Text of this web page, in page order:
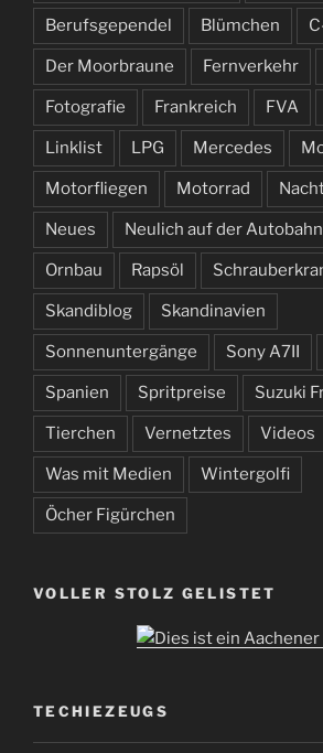
Berufsgependel Blümchen
Der Moorbraune Fernverkehr
Fotografie Frankreich FVA
Linklist LPG Mercedes
Motorfliegen Motorrad
Neues Neulich auf der Autobahn
Ornbau Rapsöl
Skandiblog Skandinavien
Sonnenuntergänge Sony A7II
Spanien Spritpreise Suzuki
Tierchen Vernetztes Videos
Was mit Medien Wintergolfi
Öcher Figürchen
VOLLER STOLZ GELISTET
TECHIEZEUGS